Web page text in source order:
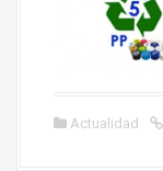
Actualidad